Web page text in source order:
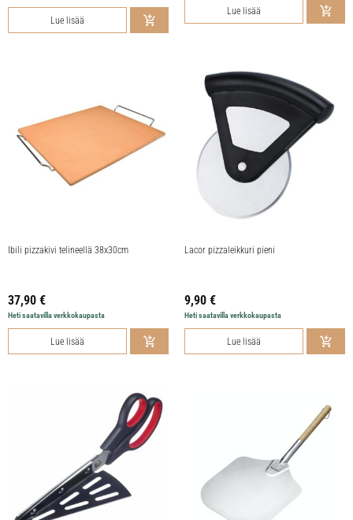
Lue lisää
Lue lisää
Ibili pizzakivi telineellä 38x30cm
37,90 €
Heti saatavilla verkkokaupasta
Lue lisää
Lacor pizzaleikkuri pieni
9,90 €
Heti saatavilla verkkokaupasta
Lue lisää